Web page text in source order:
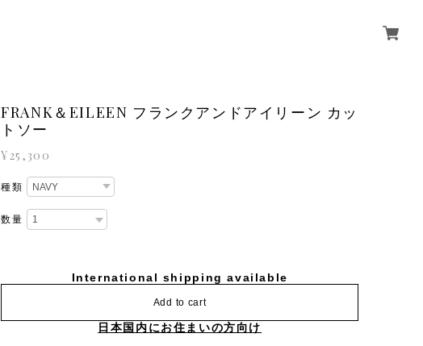
FRANK＆EILEEN フランクアンドアイリーン カッ
トソー
¥25,300
種類
数量
International shipping available
Add to cart
日本国内にお住まいの方向け